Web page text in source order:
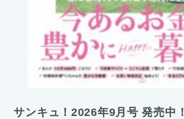
サンキュ！2026年9月号 発売中！